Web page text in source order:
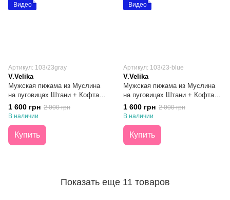
Видео
Артикул: 103/23gray
V.Velika
Мужская пижама из Муслина
на пуговицах Штани + Кофта
Серая S
1 600 грн 2 000 грн
В наличии
Купить
Видео
Артикул: 103/23-blue
V.Velika
Мужская пижама из Муслина
на пуговицах Штани + Кофта
Синяя S
1 600 грн 2 000 грн
В наличии
Купить
Показать еще 11 товаров